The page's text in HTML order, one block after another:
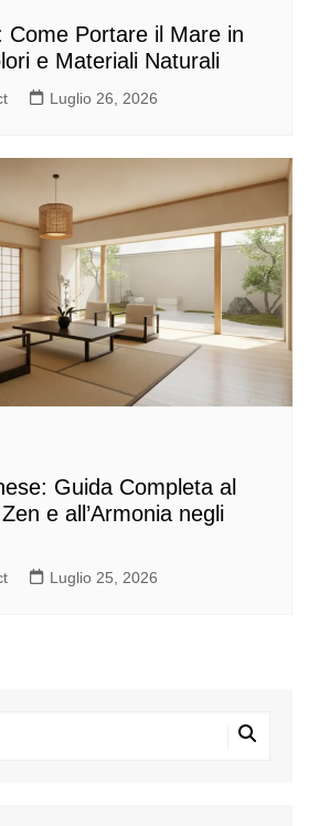
Come Portare il Mare in
e Materiali Naturali
Luglio 26, 2026
Guida Completa al
e all’Armonia negli
Luglio 25, 2026